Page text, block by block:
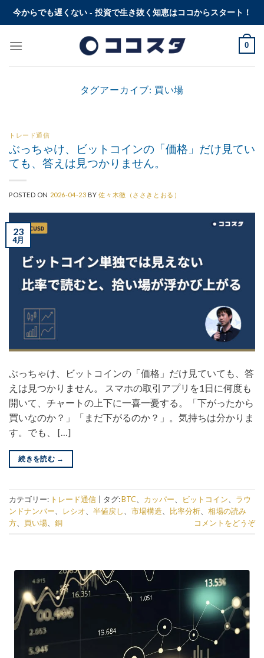
Skip今からでも遅くない - 投資で生き抜く知恵はココからスタート！
0
タグアーカイブ: 買い場
トレード通信
ぶっちゃけ、ビットコインの「価格」だけ見てい
ても、答えは見つかりません。
POSTED ON 2026-04-23 BY佐々木徹（ささきとおる）
23
4月
ぶっちゃけ、ビットコインの「価格」だけ見ていても、答
えは見つかりません。 スマホの取引アプリを1日に何度も
開いて、チャートの上下に一喜一憂する。「下がったから
買いなのか？」「まだ下がるのか？」。気持ちは分かりま
す。でも、 […]
続きを読む →
カテゴリー: トレード通信 タグ:BTC、 カッパー、 ビットコイン、 ラウ
ンドナンバー、 レシオ、 半値戻し、 市場構造、 比率分析、 相場の読み
方、 買い場、 銅 コメントをどうぞ